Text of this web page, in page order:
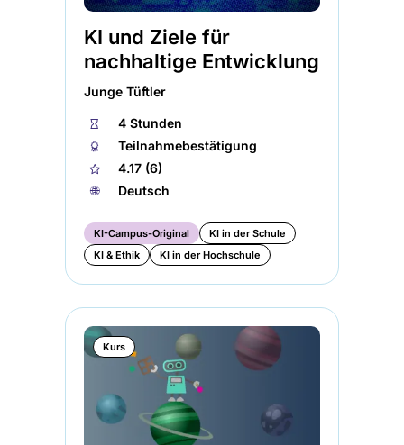
KI und Ziele für
nachhaltige Entwicklung
Junge Tüftler
⏱
4 Stunden
🏅︎
Teilnahmebestätigung
★
4.17 (6)
🌐︎
Deutsch
KI-Campus-Original
KI in der Schule
KI & Ethik
KI in der Hochschule
Kurs